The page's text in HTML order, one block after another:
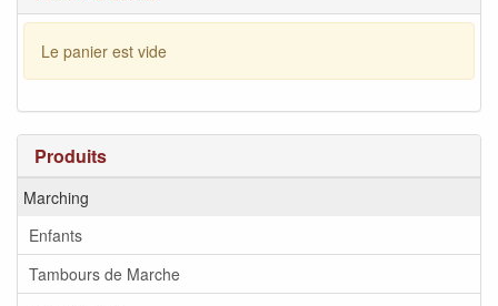
Le panier est vide
Produits
Marching
Enfants
Tambours de Marche